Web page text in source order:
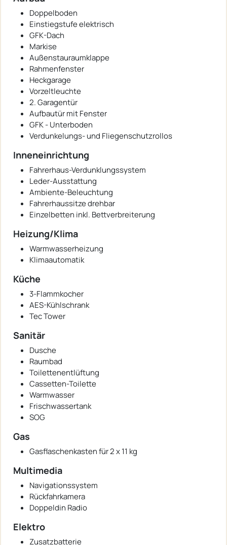
Doppelboden
Einstiegstufe elektrisch
GFK-Dach
Markise
Außenstauraumklappe
Rahmenfenster
Heckgarage
Vorzeltleuchte
2. Garagentür
Aufbautür mit Fenster
GFK - Unterboden
Verdunkelungs- und Fliegenschutzrollos
Inneneinrichtung
Fahrerhaus-Verdunklungssystem
Leder-Ausstattung
Ambiente-Beleuchtung
Fahrerhaussitze drehbar
Einzelbetten inkl. Bettverbreiterung
Heizung/Klima
Warmwasserheizung
Klimaautomatik
Küche
3-Flammkocher
AES-Kühlschrank
Tec Tower
Sanitär
Dusche
Raumbad
Toilettenentlüftung
Cassetten-Toilette
Warmwasser
Frischwassertank
SOG
Gas
Gasflaschenkasten für 2 x 11 kg
Multimedia
Navigationssystem
Rückfahrkamera
Doppeldin Radio
Elektro
Zusatzbatterie